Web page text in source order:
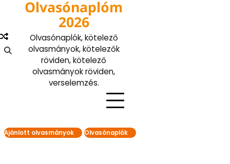
content
Olvasónaplóm
2026
Olvasónaplók, kötelező
olvasmányok, kötelezők
röviden, kötelező
olvasmányok röviden,
verselemzés.
Ajánlott olvasmányok Olvasónaplók